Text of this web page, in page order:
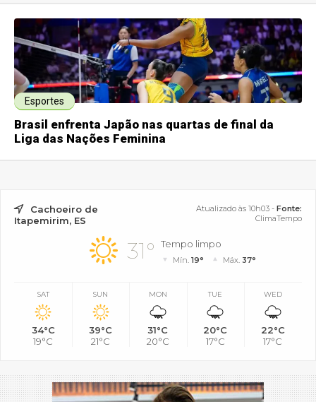
Esportes
Brasil enfrenta Japão nas quartas de final da
Liga das Nações Feminina
Cachoeiro de
Itapemirim, ES
Atualizado às 10h03 - Fonte:
ClimaTempo
31° Tempo limpo
Mín.19° Máx. 37°
SAT
34°C
19°C
SUN
39°C
21°C
MON
31°C
20°C
TUE
20°C
17°C
WED
22°C
17°C